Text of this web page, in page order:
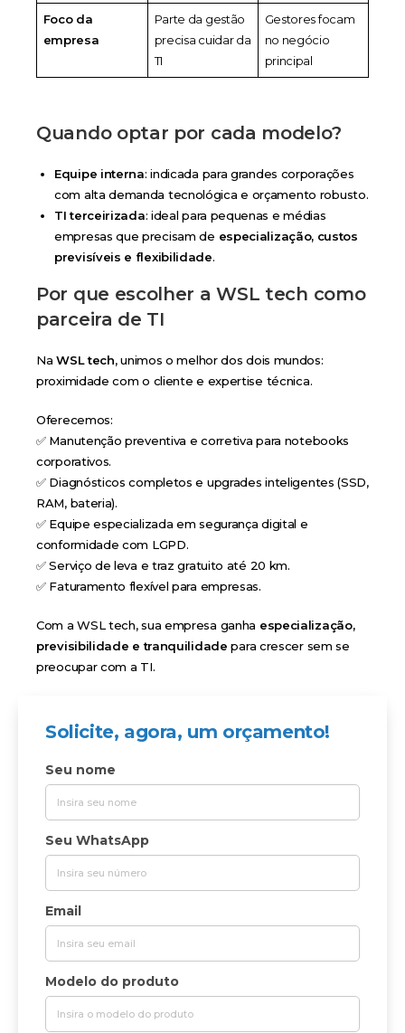
Foco da
empresa
Parte da gestão
precisa cuidar da
TI
Gestores focam
no negócio
principal
Quando optar por cada modelo?
Equipe interna: indicada para grandes corporações
com alta demanda tecnológica e orçamento robusto.
TI terceirizada: ideal para pequenas e médias
empresas que precisam de especialização, custos
previsíveis e flexibilidade.
Por que escolher a WSL tech como
parceira de TI
NaWSL tech, unimos o melhor dos dois mundos:
proximidade com o cliente e expertise técnica.
Oferecemos:
✅ Manutenção preventiva e corretiva para notebooks
corporativos.
✅ Diagnósticos completos e upgrades inteligentes (SSD,
RAM, bateria).
✅ Equipe especializada em segurança digital e
conformidade com LGPD.
✅ Serviço de leva e traz gratuito até 20 km.
✅ Faturamento flexível para empresas.
Com a WSL tech, sua empresa ganha especialização,
previsibilidade e tranquilidade para crescer sem se
preocupar com a TI.
Solicite, agora, um orçamento!
Seu nome
Seu WhatsApp
Email
Modelo do produto